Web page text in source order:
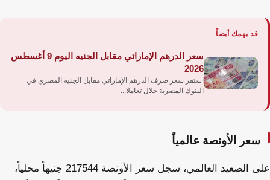
قد يهمك أيضاً
سعر الدرهم الإماراتي مقابل الجنيه اليوم 9 أغسطس
2026
استقر سعر صرف الدرهم الإماراتي مقابل الجنيه المصري في
البنوك المصرية خلال تعاملا...
سعر الأونصة عالمياً
على الصعيد العالمي، سجل سعر الأونصة 217544 جنيهاً محلياً،